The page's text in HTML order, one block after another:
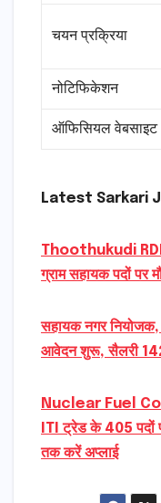
चयन प्रक्रिया
नोटिफिकेशन
ऑफिसियल वेबसाइट
Latest Sarkari
Thoothukudi
ग्राम सहायक पदों पर
सहायक नगर नियोजक,
आवेदन शुरू, सैलरी
Nuclear Fuel
ITI ट्रेड के 405 पदों
तक करें अप्लाई